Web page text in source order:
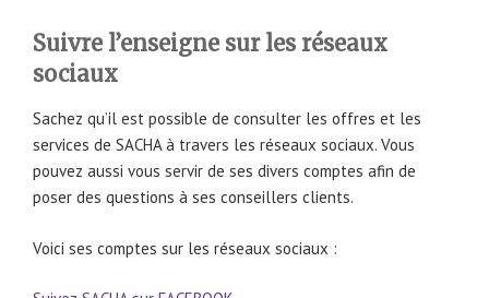
Suivre l’enseigne sur les réseaux
sociaux
Sachez qu’il est possible de consulter les offres et les
services de SACHA à travers les réseaux sociaux. Vous
pouvez aussi vous servir de ses divers comptes afin de
poser des questions à ses conseillers clients.
Voici ses comptes sur les réseaux sociaux :